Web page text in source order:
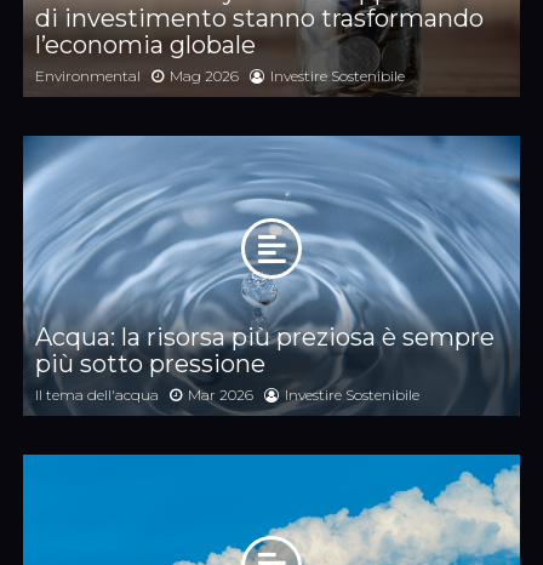
di investimento stanno trasformando
l’economia globale
Environmental Mag 2026 Investire Sostenibile
Acqua: la risorsa più preziosa è sempre
più sotto pressione
Il tema dell'acqua Mar 2026 Investire Sostenibile